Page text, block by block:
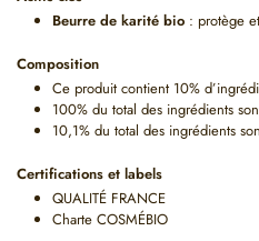
Beurre de karité bio : protège
Composition
Ce produit contient 10%
100% du total des ingrédients
10,1% du total des ingrédients
Certifications et labels
QUALITÉ FRANCE
Charte COSMÉBIO